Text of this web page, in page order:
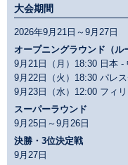
大会期間
2026年9月21日～9月27日
オープニングラウンド（ル
9月21日（月）18:30 日本 -
9月22日（火）18:30 パレ
9月23日（水）12:00 フィ
スーパーラウンド
9月25日～9月26日
決勝・3位決定戦
9月27日